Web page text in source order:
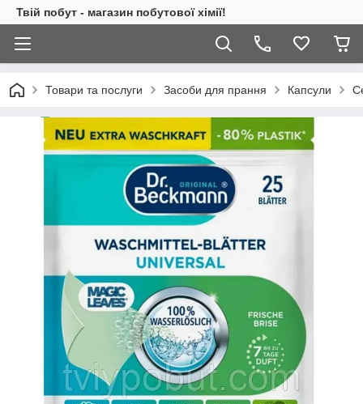
Твій побут - магазин побутової хімії!
Товари та послуги Засоби для прання Капсули